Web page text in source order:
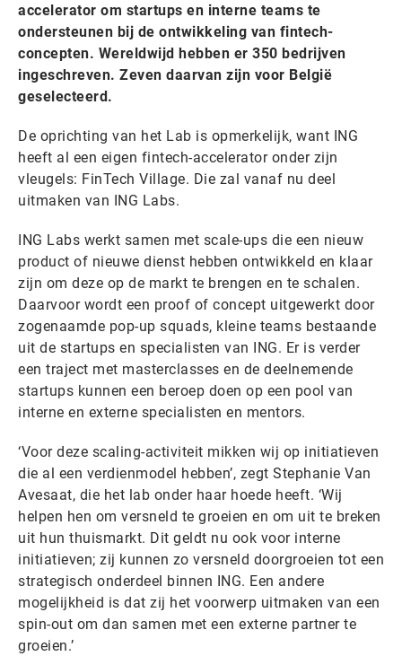
accelerator om startups en interne teams te
ondersteunen bij de ontwikkeling van fintech-
concepten. Wereldwijd hebben er 350 bedrijven
ingeschreven. Zeven daarvan zijn voor België
geselecteerd.
De oprichting van het Lab is opmerkelijk, want ING
heeft al een eigen fintech-accelerator onder zijn
vleugels: FinTech Village. Die zal vanaf nu deel
uitmaken van ING Labs.
ING Labs werkt samen met scale-ups die een nieuw
product of nieuwe dienst hebben ontwikkeld en klaar
zijn om deze op de markt te brengen en te schalen.
Daarvoor wordt een proof of concept uitgewerkt door
zogenaamde pop-up squads, kleine teams bestaande
uit de startups en specialisten van ING. Er is verder
een traject met masterclasses en de deelnemende
startups kunnen een beroep doen op een pool van
interne en externe specialisten en mentors.
‘Voor deze scaling-activiteit mikken wij op initiatieven
die al een verdienmodel hebben’, zegt Stephanie Van
Avesaat, die het lab onder haar hoede heeft. ‘Wij
helpen hen om versneld te groeien en om uit te breken
uit hun thuismarkt. Dit geldt nu ook voor interne
initiatieven; zij kunnen zo versneld doorgroeien tot een
strategisch onderdeel binnen ING. Een andere
mogelijkheid is dat zij het voorwerp uitmaken van een
spin-out om dan samen met een externe partner te
groeien.’